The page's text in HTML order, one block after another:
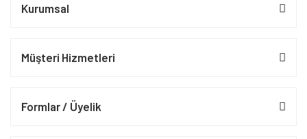
Kurumsal
Müşteri Hizmetleri
Formlar / Üyelik